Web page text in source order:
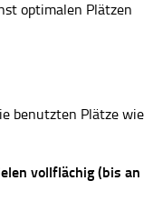
optimalen Plätzen
benutzten Plätze wie
vollflächig (bis an